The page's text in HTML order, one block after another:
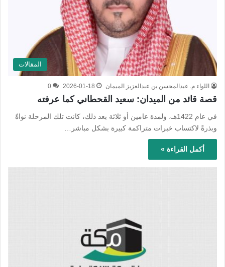
المقالات
اللواء م. عبدالمحسن بن عبدالعزيز الميمان 2026-01-18
0
قصة قائد من الميدان: سعيد القحطاني كما عرفته
في عام 1422هـ، ولمدة عامين أو ثلاثة بعد ذلك، كانت تلك المرحلة نواةً
وبذرةً لاكتساب خبرات متراكمة كبيرة بشكل مباشر…
أكمل القراءة »